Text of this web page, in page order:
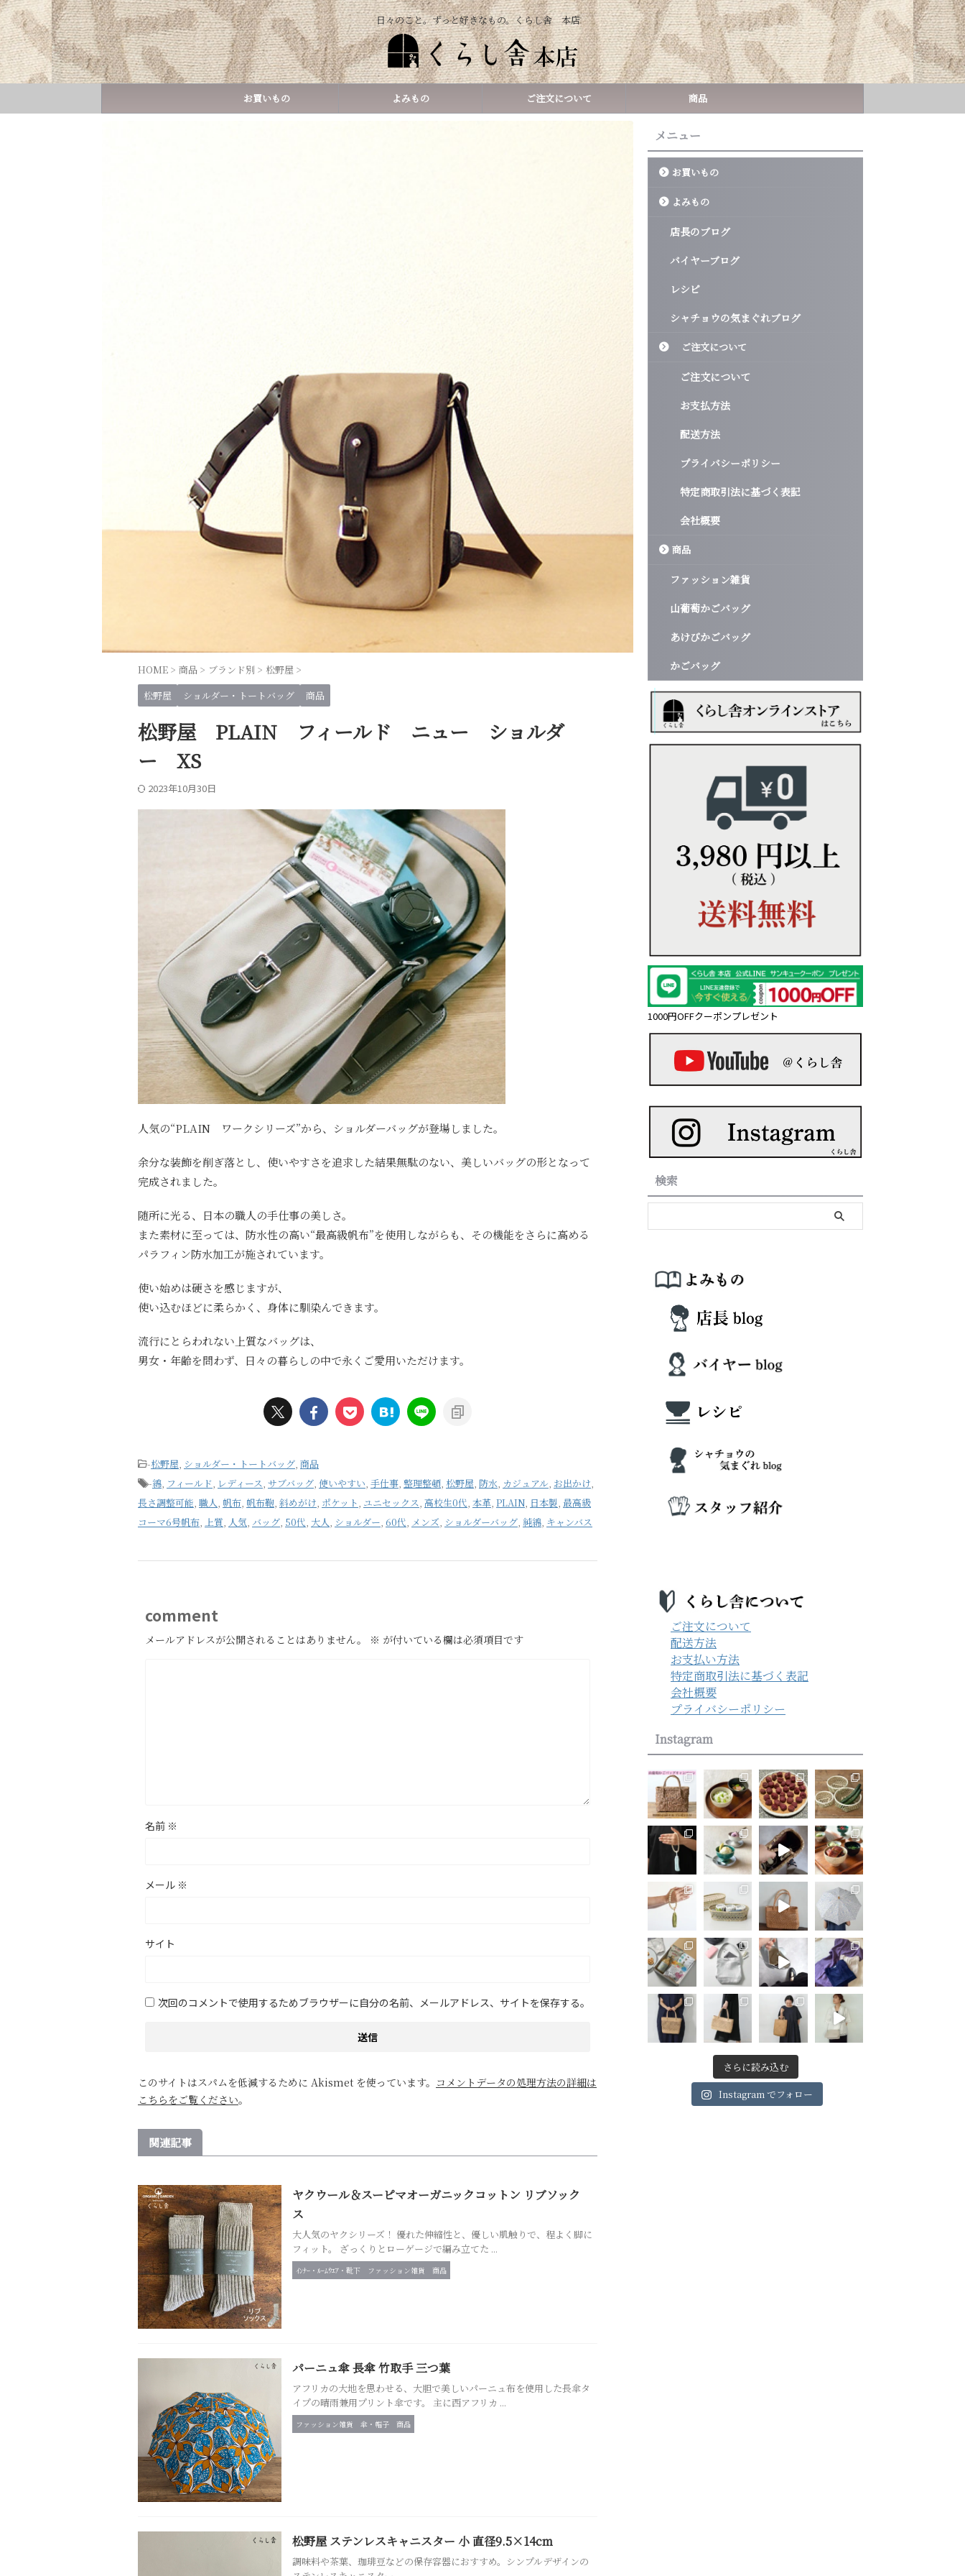
日々のこと。ずっと好きなもの。くらし舎 本店
お買いもの よみもの ご注文について 商品
HOME > 商品 > ブランド別 > 松野屋 >
松野屋
ショルダー・トートバッグ 商品
松野屋 PLAIN フィールド ニュー ショルダ
ー XS
2023年10月30日
人気の“PLAIN ワークシリーズ”から、ショルダーバッグが登場しました。
余分な装飾を削ぎ落とし、使いやすさを追求した結果無駄のない、美しいバッグの形となって
完成されました。
随所に光る、日本の職人の手仕事の美しさ。
また素材に至っては、防水性の高い“最高級帆布”を使用しながらも、その機能をさらに高める
パラフィン防水加工が施されています。
使い始めは硬さを感じますが、
使い込むほどに柔らかく、身体に馴染んできます。
流行にとらわれない上質なバッグは、
男女・年齢を問わず、日々の暮らしの中で永くご愛用いただけます。
-松野屋, ショルダー・トートバッグ, 商品
-綿, フィールド, レディース, サブバッグ, 使いやすい, 手仕事, 整理整頓, 松野屋, 防水, カジュアル, お出かけ,
長さ調整可能, 職人, 帆布, 帆布鞄, 斜めがけ, ポケット, ユニセックス, 高校生0代, 本革, PLAIN, 日本製, 最高級
コーマ6号帆布, 上質, 人気, バッグ, 50代, 大人, ショルダー, 60代, メンズ, ショルダーバッグ, 純綿, キャンバス
comment
メールアドレスが公開されることはありません。 ※ が付いている欄は必須項目です
名前 ※
メール ※
サイト
次回のコメントで使用するためブラウザーに自分の名前、メールアドレス、サイトを保存する。
このサイトはスパムを低減するために Akismet を使っています。 コメントデータの処理方法の詳細は
こちらをご覧ください。
関連記事
ヤクウール＆スーピマオーガニックコットン リブソック
ス
大人気のヤクシリーズ！ 優れた伸縮性と、優しい肌触りで、程よく脚に
フィット。 ざっくりとローゲージで編み立てた ...
ｲﾝﾅｰ・ﾙｰﾑｳｴｱ・靴下 ファッション雑貨 商品
パーニュ傘 長傘 竹取手 三つ葉
アフリカの大地を思わせる、大胆で美しいパーニュ布を使用した長傘タ
イプの晴雨兼用プリント傘です。 主に西アフリカ ...
ファッション雑貨 傘・帽子 商品
松野屋 ステンレスキャニスター 小 直径9.5×14cm
調味料や茶葉、珈琲豆などの保存容器におすすめ。シンプルデザインの
メニュー
お買いもの
よみもの
店長のブログ
バイヤーブログ
レシピ
シャチョウの気まぐれブログ
ご注文について
ご注文について
お支払方法
配送方法
プライバシーポリシー
特定商取引法に基づく表記
会社概要
商品
ファッション雑貨
山葡萄かごバッグ
あけびかごバッグ
かごバッグ
1000円OFFクーポンプレゼント
検索
ご注文について
配送方法
お支払い方法
特定商取引法に基づく表記
会社概要
プライバシーポリシー
Instagram
さらに読み込む
Instagram でフォロー